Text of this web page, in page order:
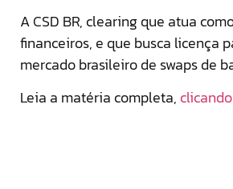
A CSD BR, clearing que atua
financeiros, e que busca licença
mercado brasileiro de swaps de
Leia a matéria completa,